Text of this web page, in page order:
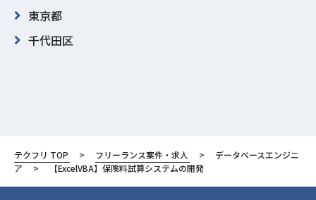
東京都
千代田区
テクフリ TOP フリーランス案件・求人
データベースエンジニ
ア
【ExcelVBA】保険料試算システムの開発